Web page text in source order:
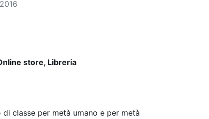
store, Libreria
classe per metà umano e per metà